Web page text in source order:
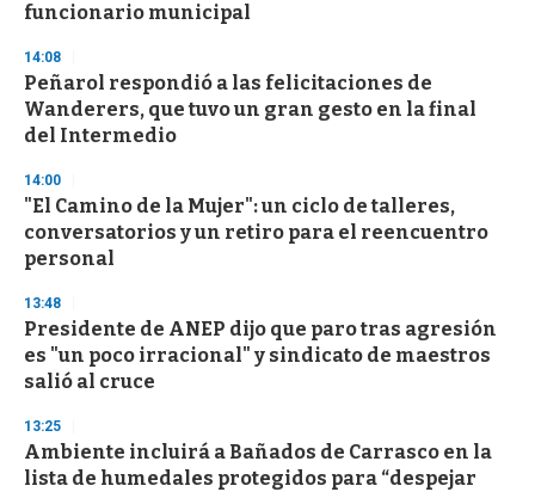
funcionario municipal
14:08
Peñarol respondió a las felicitaciones de
Wanderers, que tuvo un gran gesto en la final
del Intermedio
14:00
"El Camino de la Mujer": un ciclo de talleres,
conversatorios y un retiro para el reencuentro
personal
13:48
Presidente de ANEP dijo que paro tras agresión
es "un poco irracional" y sindicato de maestros
salió al cruce
13:25
Ambiente incluirá a Bañados de Carrasco en la
lista de humedales protegidos para “despejar